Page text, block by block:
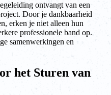
ontvangt van een
Door je dankbaarheid
erken je niet alleen hun
professionele band op.
samenwerkingen en
het Sturen van